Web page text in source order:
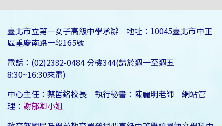
臺北市立第一女子高級中學承辦 地址：10045臺北市中正
區重慶南路一段165號
電話：(02)2382-0484 分機344(請於週一至週五
8:30~16:30來電)
中心主任：蔡哲銘校長 執行秘書：陳麗明老師 網站管
理： 謝郁卿小姐